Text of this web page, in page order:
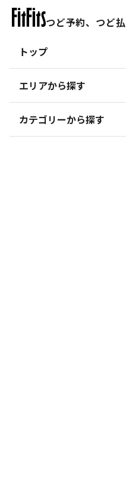
つど予約、つど
トップ
エリアから探す
カテゴリーから探す